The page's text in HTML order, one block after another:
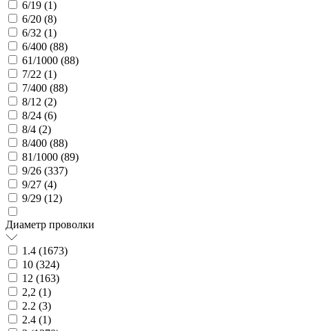
6/19 (1)
6/20 (8)
6/32 (1)
6/400 (88)
61/1000 (88)
7/22 (1)
7/400 (88)
8/12 (2)
8/24 (6)
8/4 (2)
8/400 (88)
81/1000 (89)
9/26 (337)
9/27 (4)
9/29 (12)
Диаметр проволки
1.4 (1673)
10 (324)
12 (163)
2,2 (1)
2.2 (3)
2.4 (1)